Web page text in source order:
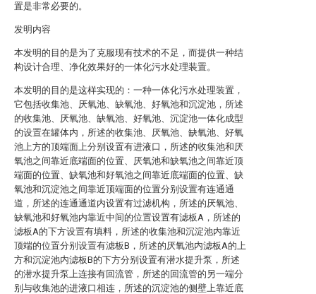
置是非常必要的。
发明内容
本发明的目的是为了克服现有技术的不足，而提供一种结
构设计合理、净化效果好的一体化污水处理装置。
本发明的目的是这样实现的：一种一体化污水处理装置，
它包括收集池、厌氧池、缺氧池、好氧池和沉淀池，所述
的收集池、厌氧池、缺氧池、好氧池、沉淀池一体化成型
的设置在罐体内，所述的收集池、厌氧池、缺氧池、好氧
池上方的顶端面上分别设置有进液口，所述的收集池和厌
氧池之间靠近底端面的位置、厌氧池和缺氧池之间靠近顶
端面的位置、缺氧池和好氧池之间靠近底端面的位置、缺
氧池和沉淀池之间靠近顶端面的位置分别设置有连通通
道，所述的连通通道内设置有过滤机构，所述的厌氧池、
缺氧池和好氧池内靠近中间的位置设置有滤板A，所述的
滤板A的下方设置有填料，所述的收集池和沉淀池内靠近
顶端的位置分别设置有滤板B，所述的厌氧池内滤板A的上
方和沉淀池内滤板B的下方分别设置有潜水提升泵，所述
的潜水提升泵上连接有回流管，所述的回流管的另一端分
别与收集池的进液口相连，所述的沉淀池的侧壁上靠近底